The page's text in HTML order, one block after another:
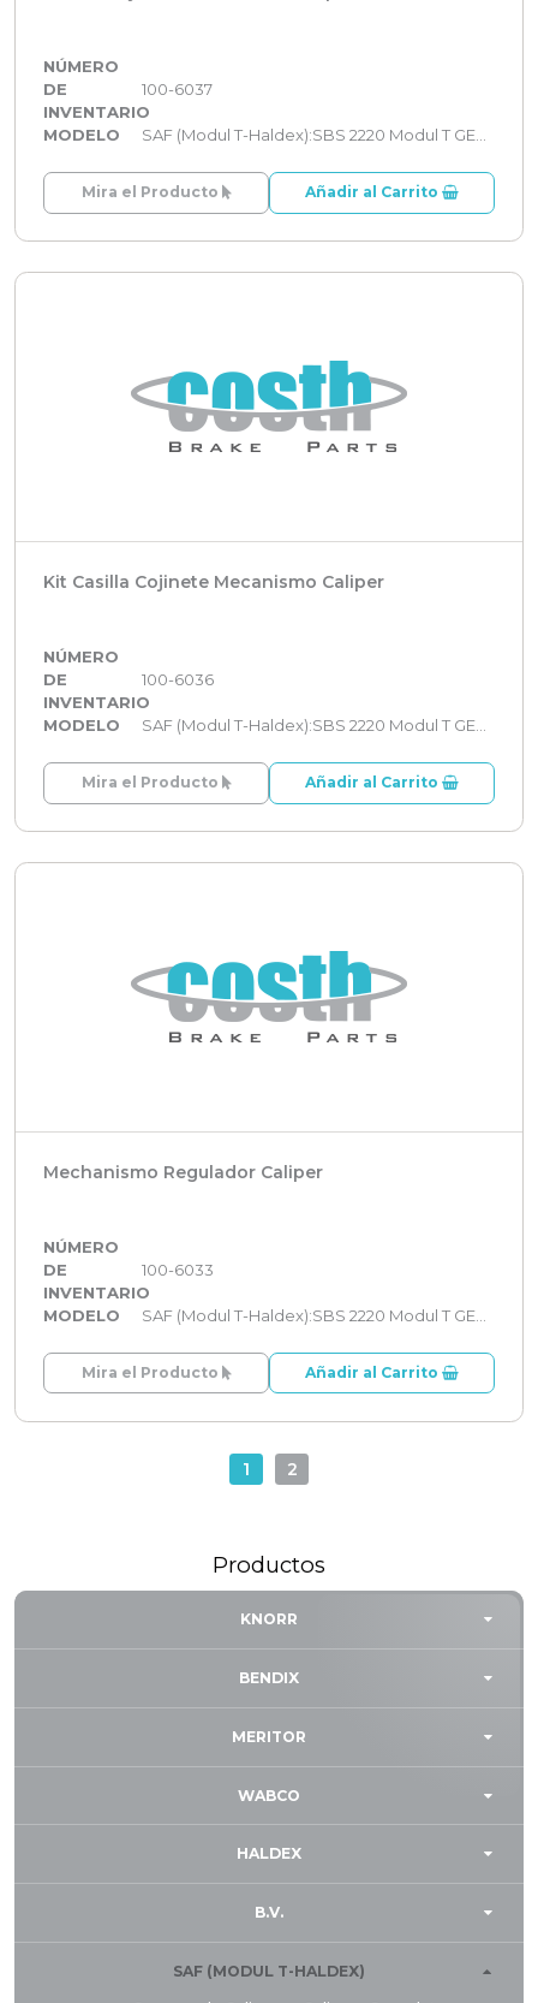
NÚMERO
DE
INVENTARIO
100-6037
MODELO
Mira el Producto Añadir al Carrito
Kit Casilla Cojinete Mecanismo Caliper
NÚMERO
DE
INVENTARIO
100-6036
MODELO
Mira el Producto Añadir al Carrito
Mechanismo Regulador Caliper
NÚMERO
DE
INVENTARIO
100-6033
MODELO
Mira el Producto Añadir al Carrito
1 2
Productos
KNORR
BENDIX
MERITOR
WABCO
HALDEX
B.V.
SAF (MODUL T-HALDEX)